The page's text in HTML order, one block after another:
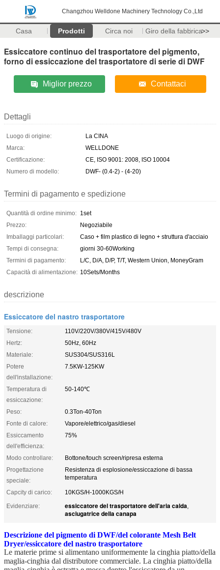
Changzhou Welldone Machinery Technology Co.,Ltd
Casa Prodotti Circa noi Giro della fabbrica>>
Essiccatore continuo del trasportatore del pigmento,
forno di essiccazione del trasportatore di serie di DWF
Miglior prezzo Contattaci
Dettagli
Luogo di origine:
La CINA
Marca:
WELLDONE
Certificazione:
CE, ISO 9001: 2008, ISO 10004
Numero di modello:
DWF- (0.4-2) - (4-20)
Termini di pagamento e spedizione
Quantità di ordine minimo: 1set
Prezzo:
Negoziabile
Imballaggi particolari:
Caso + film plastico di legno + struttura d'acciaio
Tempi di consegna:
giorni 30-60Working
Termini di pagamento:
L/C, D/A, D/P, T/T, Western Union, MoneyGram
Capacità di alimentazione: 10Sets/Months
descrizione
Essiccatore del nastro trasportatore
Tensione:
110V/220V/380V/415V/480V
Hertz:
50Hz, 60Hz
Materiale:
SUS304/SUS316L
Potere
dell'installazione:
7.5KW-125KW
Temperatura di
essiccazione:
50-140℃
Peso:
0.3Ton-40Ton
Fonte di calore:
Vapore/elettrico/gas/diesel
Essiccamento
dell'efficienza:
75%
Modo controllare:
Bottone/touch screen/ripresa esterna
Progettazione
speciale:
Resistenza di esplosione/essiccazione di bassa
temperatura
Capcity di carico:
10KGS/H-1000KGS/H
Evidenziare:
essiccatore del trasportatore dell'aria calda,
asciugatrice della canapa
Descrizione del pigmento di DWF/del colorante Mesh Belt
Dryer/essiccatore del nastro trasportatore
Le materie prime si alimentano uniformemente la cinghia piatto/della
maglia-cinghia dal distributore commerciale. La cinghia piatto/della